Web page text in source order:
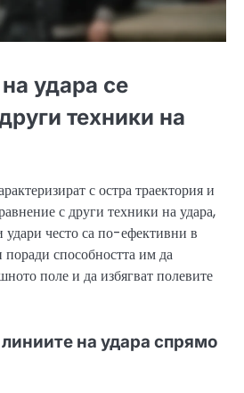
удара се
техники на
с остра траектория и
с други техники на удара,
удари често са по-ефективни в
поради способността им да
поле и да избягват полевите
на удара спрямо